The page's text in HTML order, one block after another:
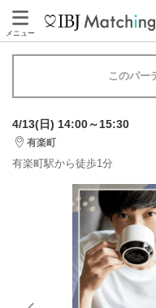
メニュー
このパー
4/13(日) 14:00～15:30
有楽町
有楽町駅から徒歩1分